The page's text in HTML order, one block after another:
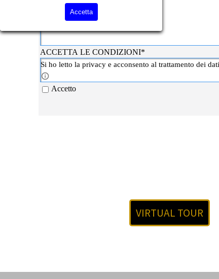
Accetta
ACCETTA LE CONDIZIONI*
Si ho letto la privacy e acconsento al trattamento dei
Accetto
ACCETTA LE CONDIZIONI PER INVIARE IL
VIRTUAL TOUR